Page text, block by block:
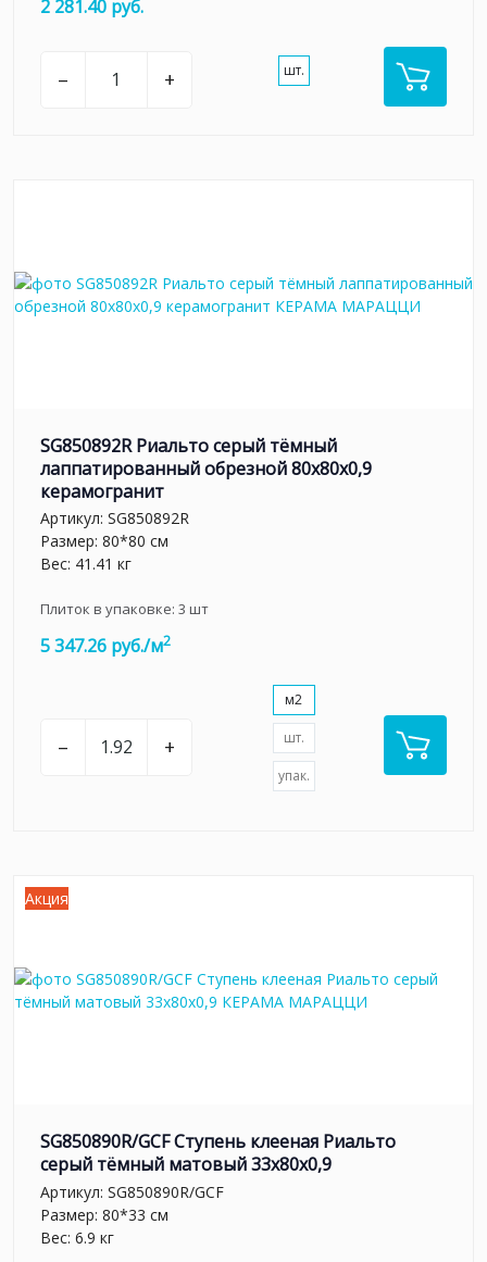
2 281.40 руб.
– + шт.
SG850892R Риальто серый тёмный
лаппатированный обрезной 80x80x0,9
керамогранит
Артикул: SG850892R
Размер: 80*80 см
Вес: 41.41 кг
Плиток в упаковке: 3 шт
5 347.26 руб./м2
– +
м2
шт.
упак.
Акция
SG850890R/GCF Ступень клееная Риальто
серый тёмный матовый 33x80x0,9
Артикул: SG850890R/GCF
Размер: 80*33 см
Вес: 6.9 кг